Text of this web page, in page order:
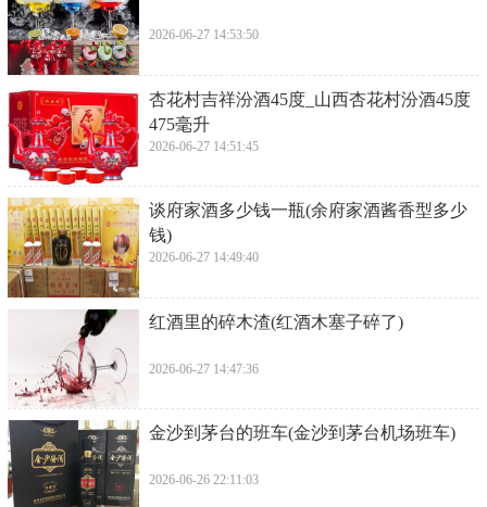
2026-06-27 14:53:50
​杏花村吉祥汾酒45度_山西杏花村汾酒45度
475毫升
2026-06-27 14:51:45
​谈府家酒多少钱一瓶(余府家酒酱香型多少
钱)
2026-06-27 14:49:40
​红酒里的碎木渣(红酒木塞子碎了)
2026-06-27 14:47:36
​金沙到茅台的班车(金沙到茅台机场班车)
2026-06-26 22:11:03